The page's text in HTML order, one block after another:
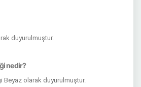
duyurulmuştur.
nedir?
Beyaz olarak duyurulmuştur.